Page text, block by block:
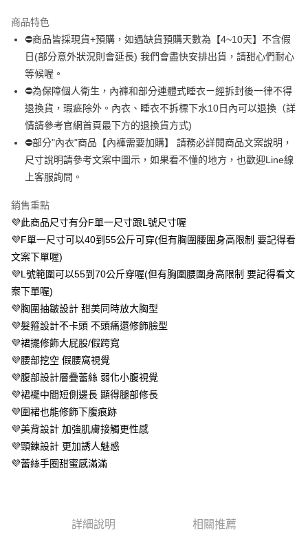
Apple Pay
街口支付
悠遊付
全盈+PAY
AFTEE先享後付
相關說明
【關於「AFTEE先享後付」】
AFTEE先享後付是「在收到商品之後才付款」的支付方式。 讓您購物簡單
１．簡單：不需註冊會員、不需綁卡、不需儲值。
２．便利：只要手機號碼，簡訊認證，即可結帳。
【「AFTEE先享後付」結帳流程】
１．於結帳方式選擇「AFTEE先享後付」後，將跳轉至「AFTEE先享後付」
結帳頁面，進行簡訊認證並確認金額後，即可完成結帳。
２．訂單成立數日內，您將收到繳費通知簡訊。
３．收到繳費通知簡訊後14天內，點擊此簡訊中的連結，可透過四大超商／
ATM／網路銀行／等多元方式進行付款，方視為交易完成。
※ 請注意：結帳手續完成當下不需立刻繳費，但若您需要取消訂單，請聯絡
購買商品的店家。未經商家同意取消之訂單仍視為有效，需透過AFTEE先享
後付繳納相關費用。
是否繳費成功／繳費後需取消欲退款等相關疑問，請聯繫「AFTEE先享後付
客戶支援中心」https://netprotections.freshdesk.com/support/home
【注意事項】
１．透過由恩沛科技股份有限公司提供之「AFTEE先享後付」服務完成之交
易，需依本服務之必要範圍內提供個人資料，並將交易相關給付款項請求債
２．關於個人資料處理事宜，請瀏覽以下網址：
４．使用「AFTEE先享後付」時，將依據個別帳號之用戶狀況，依本公司即
ATM付款
全家 取貨付款約3～4天到貨
每筆NT$80，滿NT$799(含以上)免運費
付款後全家取貨
每筆NT$80，滿NT$799(含以上)免運費
萊爾富 取貨付款約3～4天到貨
每筆NT$80，滿NT$799(含以上)免運費
每筆NT$80，滿NT$799(含以上)免運費
7-11 取貨付款約3～4天到貨
每筆NT$80，滿NT$799(含以上)免運費
付款後7-11取貨
每筆NT$80，滿NT$799(含以上)免運費
商品特色
⛔商品皆採現貨+預購，如遇缺貨預購天數為【4~10天】不含假
日(部分意外狀況則會延長) 我們會盡快安排出貨，請甜心們耐心
等候喔。
⛔為保障個人衛生，內褲和部分連體式睡衣ㄧ經拆封後一律不得
退換貨，瑕疵除外。內衣、睡衣不拆標下水10日內可以退換（詳
情請參考官網首頁最下方的退換貨方式)
⛔部分"內衣"商品【內褲需要加購】 請務必詳閱商品文案說明，
尺寸說明請參考文案中圖示，如果看不懂的地方，也歡迎Line線
上客服詢問。
銷售重點
💜此商品尺寸有分F單一尺寸跟L號尺寸喔
💜F單一尺寸可以40到55公斤可穿(但有胸圍腰圍身高限制 要記得看
文案下單喔)
💜L號範圍可以55到70公斤穿喔(但有胸圍腰圍身高限制 要記得看文
案下單喔)
💜胸圍抽皺設計 甜美同時放大胸型
💜髮箍設計不卡頭 不頭痛還修飾臉型
💜裙擺修飾大屁股/假跨寬
💜腰部挖空 假腰窩視覺
💜腹部設計層疊蕾絲 弱化小腹視覺
💜裙襬中間短側邊長 顯得腿部修長
💜圍裙也能修飾下腹痕跡
💜美背設計 加強肌膚接觸更性感
💜頸鍊設計 更加誘人魅惑
💜蕾絲手圈甜蜜感滿滿
詳細說明 相關推薦